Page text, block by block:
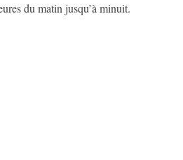
du matin jusqu’à minuit.